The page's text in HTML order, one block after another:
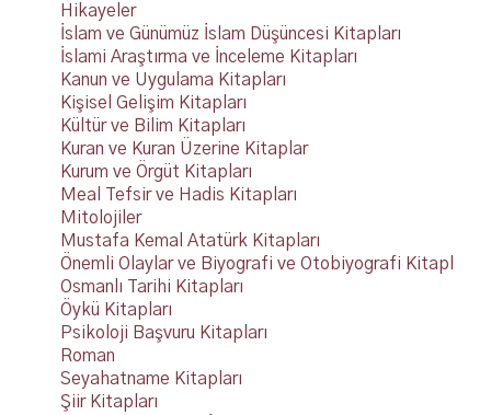
Hikayeler
İslam ve Günümüz İslam Düşüncesi Kitapları
İslami Araştırma ve İnceleme Kitapları
Kanun ve Uygulama Kitapları
Kişisel Gelişim Kitapları
Kültür ve Bilim Kitapları
Kuran ve Kuran Üzerine Kitaplar
Kurum ve Örgüt Kitapları
Meal Tefsir ve Hadis Kitapları
Mitolojiler
Mustafa Kemal Atatürk Kitapları
Önemli Olaylar ve Biyografi ve Otobiyografi Kitapl
Osmanlı Tarihi Kitapları
Öykü Kitapları
Psikoloji Başvuru Kitapları
Roman
Seyahatname Kitapları
Şiir Kitapları